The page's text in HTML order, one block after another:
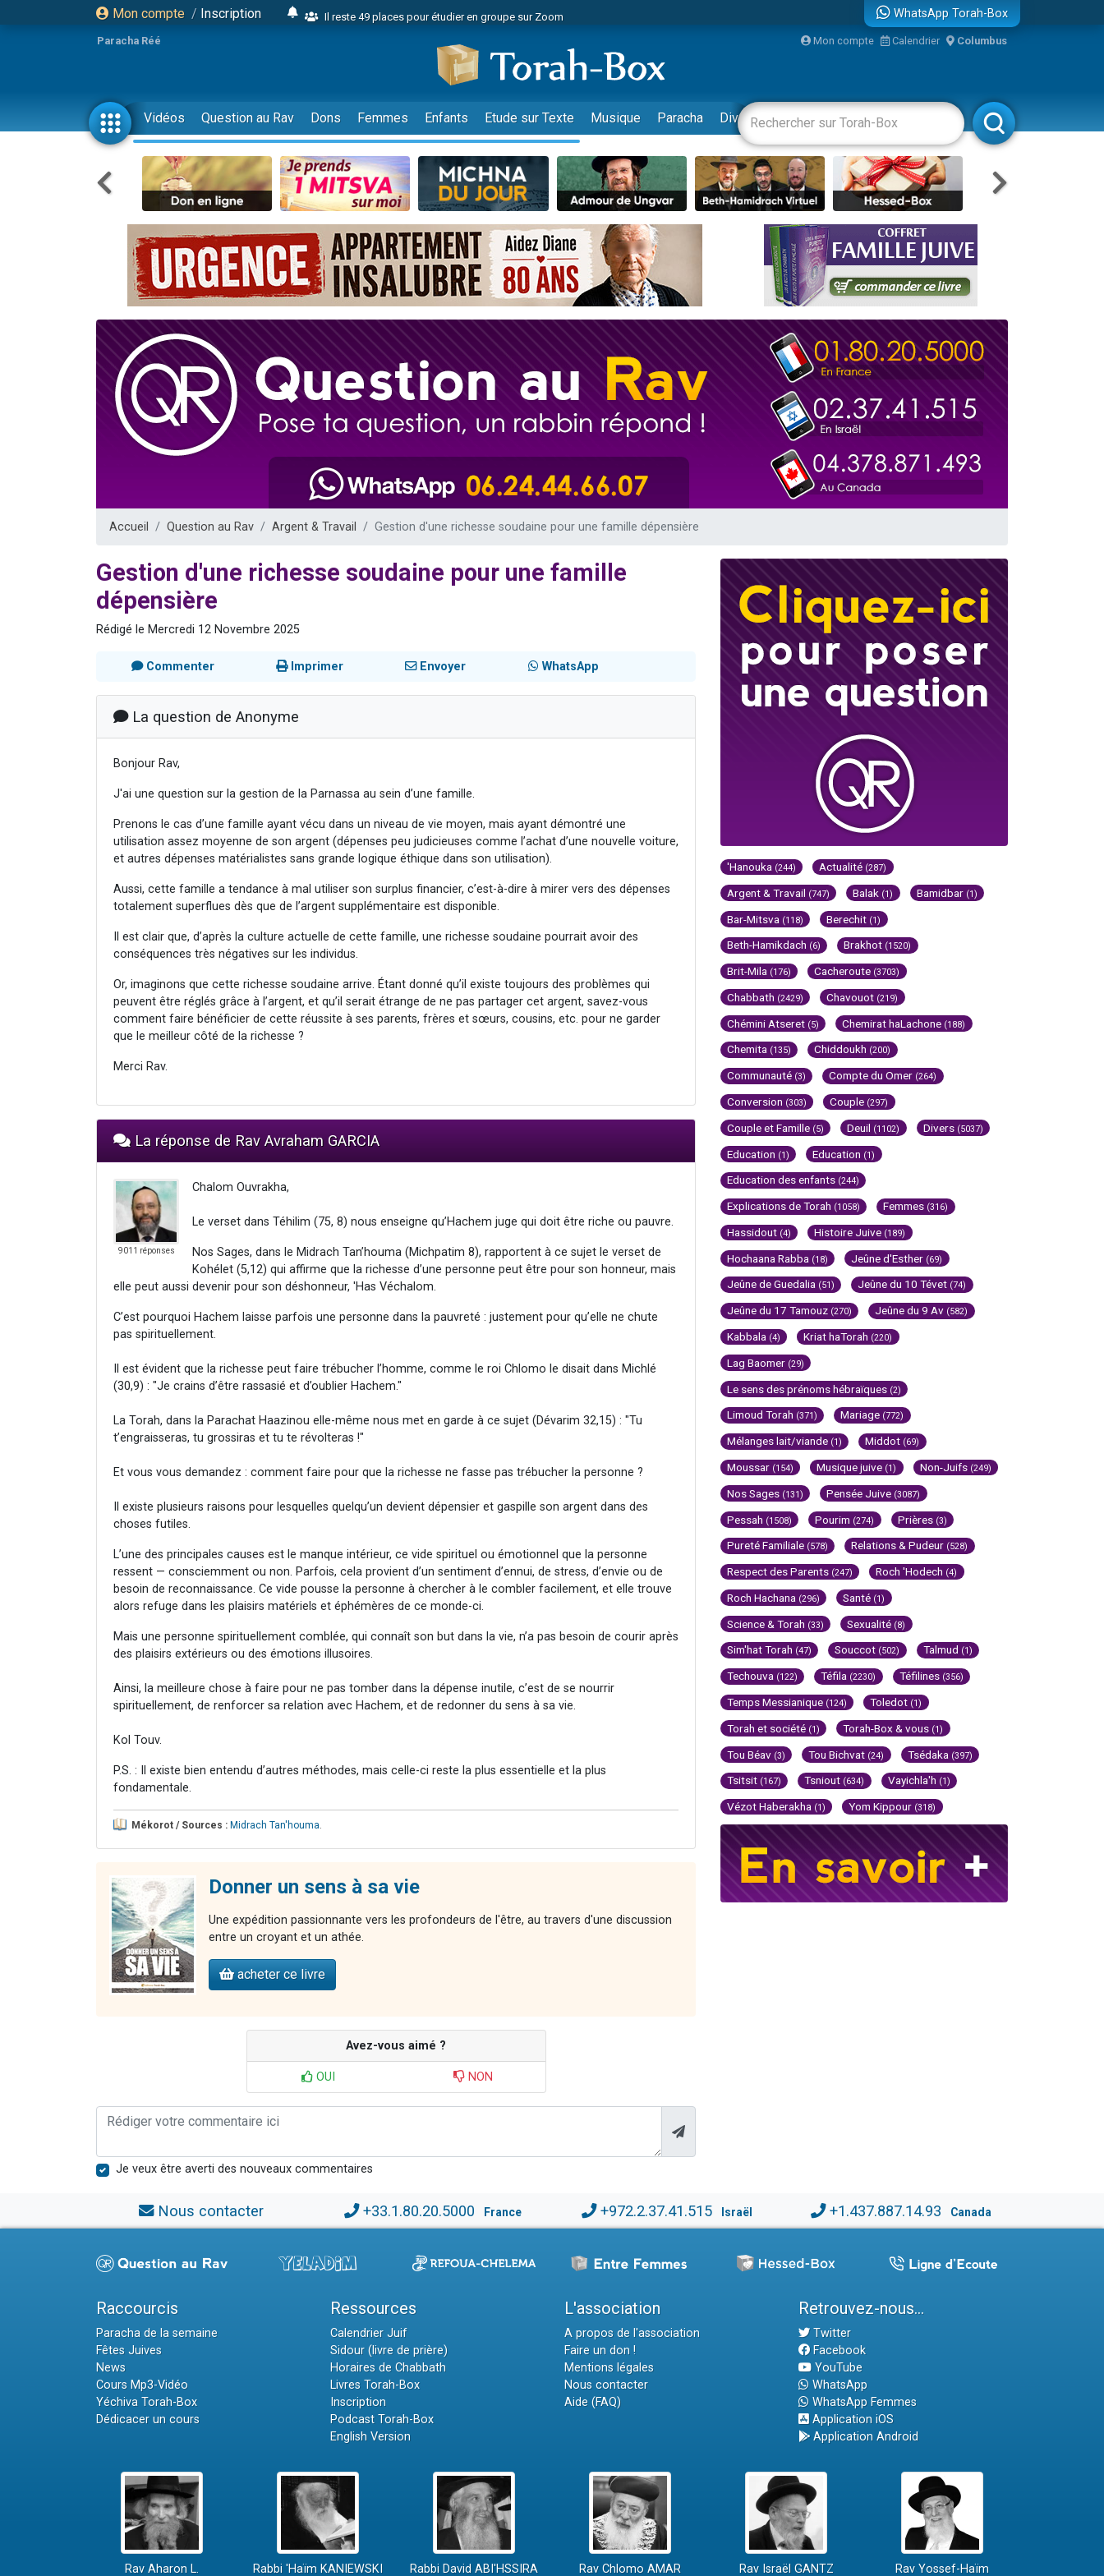
Mon compte / Inscription
Il reste 49 places pour étudier en groupe sur Zoom
2 personnes viennent de nous rejoindre sur WhatsApp
6 personnes viennent de nous rejoindre sur WhatsApp
4 personnes viennent de faire un don pour Reloger Rivka, 6 enfants, victime de violences...
2 personnes viennent de faire un don pour 1 Journée de Vacances Pour les Enfants
17 personnes viennent de demander une bénédiction
4 personnes viennent de nous rejoindre sur WhatsApp
Il reste 49 places pour étudier en groupe sur Zoom
Eva vient de donner son Maasser
4 personnes viennent de nous rejoindre sur WhatsApp
3 personnes viennent de nous rejoindre sur WhatsApp
Odaya vient de donner son Maasser
3 personnes viennent de faire un don pour 5 jours de vacances aux Orphelins
2 personnes viennent de nous rejoindre sur WhatsApp
13 personnes viennent de demander une bénédiction
Il reste 49 places pour étudier en groupe sur Zoom
12 nouvelles musiques dans Torah-Box Music
29 personnes viennent de demander une bénédiction
WhatsApp Torah-Box
Paracha Réé Mon compte Calendrier Columbus
Vidéos Question au Rav Dons Femmes Enfants Etude sur Texte Musique Paracha Divertissements Livres Rabbanim
Accueil Question au Rav Argent & Travail Gestion d'une richesse soudaine pour une famille dépensière
Gestion d'une richesse soudaine pour une famille
dépensière
Rédigé le Mercredi 12 Novembre 2025
Commenter Imprimer Envoyer WhatsApp
La question de Anonyme
Bonjour Rav,
J'ai une question sur la gestion de la Parnassa au sein d’une famille.
Prenons le cas d’une famille ayant vécu dans un niveau de vie moyen, mais ayant démontré une
utilisation assez moyenne de son argent (dépenses peu judicieuses comme l’achat d’une nouvelle voiture,
et autres dépenses matérialistes sans grande logique éthique dans son utilisation).
Aussi, cette famille a tendance à mal utiliser son surplus financier, c’est-à-dire à mirer vers des dépenses
totalement superflues dès que de l’argent supplémentaire est disponible.
Il est clair que, d’après la culture actuelle de cette famille, une richesse soudaine pourrait avoir des
conséquences très négatives sur les individus.
Or, imaginons que cette richesse soudaine arrive. Étant donné qu’il existe toujours des problèmes qui
peuvent être réglés grâce à l’argent, et qu’il serait étrange de ne pas partager cet argent, savez-vous
comment faire bénéficier de cette réussite à ses parents, frères et sœurs, cousins, etc. pour ne garder
que le meilleur côté de la richesse ?
Merci Rav.
La réponse de Rav Avraham GARCIA
9011 réponses
Chalom Ouvrakha,
Le verset dans Téhilim (75, 8) nous enseigne qu’Hachem juge qui doit être riche ou pauvre.
Nos Sages, dans le Midrach Tan’houma (Michpatim 8), rapportent à ce sujet le verset de
Kohélet (5,12) qui affirme que la richesse d’une personne peut être pour son honneur, mais
elle peut aussi devenir pour son déshonneur, 'Has Véchalom.
C’est pourquoi Hachem laisse parfois une personne dans la pauvreté : justement pour qu’elle ne chute
pas spirituellement.
Il est évident que la richesse peut faire trébucher l’homme, comme le roi Chlomo le disait dans Michlé
(30,9) : "Je crains d’être rassasié et d’oublier Hachem."
La Torah, dans la Parachat Haazinou elle-même nous met en garde à ce sujet (Dévarim 32,15) : "Tu
t’engraisseras, tu grossiras et tu te révolteras !"
Et vous vous demandez : comment faire pour que la richesse ne fasse pas trébucher la personne ?
Il existe plusieurs raisons pour lesquelles quelqu’un devient dépensier et gaspille son argent dans des
choses futiles.
L’une des principales causes est le manque intérieur, ce vide spirituel ou émotionnel que la personne
ressent — consciemment ou non. Parfois, cela provient d’un sentiment d’ennui, de stress, d’envie ou de
besoin de reconnaissance. Ce vide pousse la personne à chercher à le combler facilement, et elle trouve
alors refuge dans les plaisirs matériels et éphémères de ce monde-ci.
Mais une personne spirituellement comblée, qui connaît son but dans la vie, n’a pas besoin de courir après
des plaisirs extérieurs ou des émotions illusoires.
Ainsi, la meilleure chose à faire pour ne pas tomber dans la dépense inutile, c’est de se nourrir
spirituellement, de renforcer sa relation avec Hachem, et de redonner du sens à sa vie.
Kol Touv.
P.S. : Il existe bien entendu d’autres méthodes, mais celle-ci reste la plus essentielle et la plus
fondamentale.
Mékorot / Sources : Midrach Tan'houma
Donner un sens à sa vie
Une expédition passionnante vers les profondeurs de l'être, au travers d'une discussion
entre un croyant et un athée.
acheter ce livre
Avez-vous aimé ?
OUI NON
Je veux être averti des nouveaux commentaires
'Hanouka (244) Actualité (287)
Argent & Travail (747) Balak (1) Bamidbar (1)
Bar-Mitsva (118) Berechit (1)
Beth-Hamikdach (6) Brakhot (1520)
Brit-Mila (176) Cacheroute (3703)
Chabbath (2429) Chavouot (219)
Chémini Atseret (5) Chemirat haLachone (188)
Chemita (135) Chiddoukh (200)
Communauté (3) Compte du Omer (264)
Conversion (303) Couple (297)
Couple et Famille (5) Deuil (1102) Divers (5037)
Education (1) Education (1)
Education des enfants (244)
Explications de Torah (1058) Femmes (316)
Hassidout (4) Histoire Juive (189)
Hochaana Rabba (18) Jeûne d'Esther (69)
Jeûne de Guedalia (51) Jeûne du 10 Tévet (74)
Jeûne du 17 Tamouz (270) Jeûne du 9 Av (582)
Kabbala (4) Kriat haTorah (220)
Lag Baomer (29)
Le sens des prénoms hébraïques (2)
Limoud Torah (371) Mariage (772)
Mélanges lait/viande (1) Middot (69)
Moussar (154) Musique juive (1) Non-Juifs (249)
Nos Sages (131) Pensée Juive (3087)
Pessah (1508) Pourim (274) Prières (3)
Pureté Familiale (578) Relations & Pudeur (528)
Respect des Parents (247) Roch 'Hodech (4)
Roch Hachana (296) Santé (1)
Science & Torah (33) Sexualité (8)
Sim'hat Torah (47) Souccot (502) Talmud (1)
Techouva (122) Téfila (2230) Téfilines (356)
Temps Messianique (124) Toledot (1)
Torah et société (1) Torah-Box & vous (1)
Tou Béav (3) Tou Bichvat (24) Tsédaka (397)
Tsitsit (167) Tsniout (634) Vayichla'h (1)
Vézot Haberakha (1) Yom Kippour (318)
Nous contacter +33.1.80.20.5000 France +972.2.37.41.515 Israël +1.437.887.14.93 Canada
Raccourcis
Paracha de la semaine
Fêtes Juives
News
Cours Mp3-Vidéo
Yéchiva Torah-Box
Dédicacer un cours
Ressources
Calendrier Juif
Sidour (livre de prière)
Horaires de Chabbath
Livres Torah-Box
Inscription
Podcast Torah-Box
English Version
L'association
A propos de l'association
Faire un don !
Mentions légales
Nous contacter
Aide (FAQ)
Retrouvez-nous...
Twitter
Facebook
YouTube
WhatsApp
WhatsApp Femmes
Application iOS
Application Android
Rav Aharon L. Rabbi 'Haïm KANIEWSKI Rabbi David ABI'HSSIRA Rav Chlomo AMAR Rav Israël GANTZ Rav Yossef-Haïm